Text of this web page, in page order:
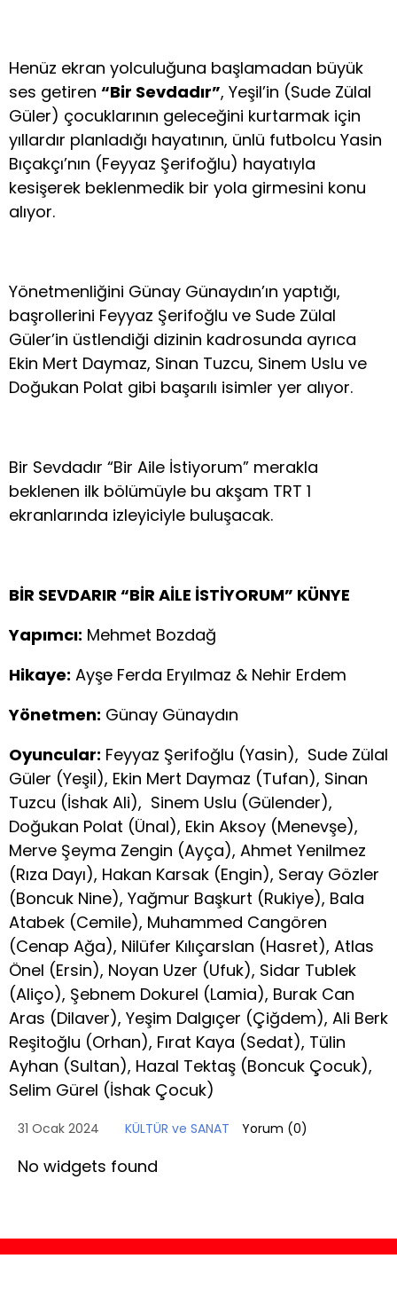
Henüz ekran yolculuğuna başlamadan büyük
ses getiren “Bir Sevdadır”, Yeşil’in (Sude Zülal
Güler) çocuklarının geleceğini kurtarmak için
yıllardır planladığı hayatının, ünlü futbolcu Yasin
Bıçakçı’nın (Feyyaz Şerifoğlu) hayatıyla
kesişerek beklenmedik bir yola girmesini konu
alıyor.
Yönetmenliğini Günay Günaydın’ın yaptığı,
başrollerini Feyyaz Şerifoğlu ve Sude Zülal
Güler’in üstlendiği dizinin kadrosunda ayrıca
Ekin Mert Daymaz, Sinan Tuzcu, Sinem Uslu ve
Doğukan Polat gibi başarılı isimler yer alıyor.
Bir Sevdadır “Bir Aile İstiyorum” merakla
beklenen ilk bölümüyle bu akşam TRT 1
ekranlarında izleyiciyle buluşacak.
BİR SEVDARIR “BİR AİLE İSTİYORUM” KÜNYE
Yapımcı: Mehmet Bozdağ
Hikaye: Ayşe Ferda Eryılmaz & Nehir Erdem
Yönetmen: Günay Günaydın
Oyuncular: Feyyaz Şerifoğlu (Yasin), Sude Zülal
Güler (Yeşil), Ekin Mert Daymaz (Tufan), Sinan
Tuzcu (İshak Ali), Sinem Uslu (Gülender),
Doğukan Polat (Ünal), Ekin Aksoy (Menevşe),
Merve Şeyma Zengin (Ayça), Ahmet Yenilmez
(Rıza Dayı), Hakan Karsak (Engin), Seray Gözler
(Boncuk Nine), Yağmur Başkurt (Rukiye), Bala
Atabek (Cemile), Muhammed Cangören
(Cenap Ağa), Nilüfer Kılıçarslan (Hasret), Atlas
Önel (Ersin), Noyan Uzer (Ufuk), Sidar Tublek
(Aliço), Şebnem Dokurel (Lamia), Burak Can
Aras (Dilaver), Yeşim Dalgıçer (Çiğdem), Ali Berk
Reşitoğlu (Orhan), Fırat Kaya (Sedat), Tülin
Ayhan (Sultan), Hazal Tektaş (Boncuk Çocuk),
Selim Gürel (İshak Çocuk)
31 Ocak 2024 KÜLTÜR ve SANAT Yorum (0)
No widgets found